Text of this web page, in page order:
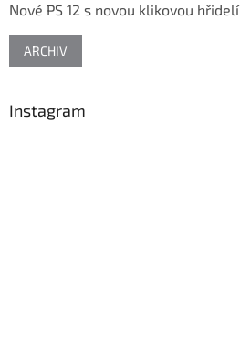
Nové PS 12 s novou klikovou hřidelí
ARCHIV
Instagram